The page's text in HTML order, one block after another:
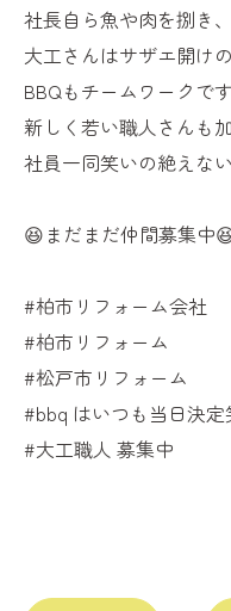
社長自ら魚や肉を捌き、
大工さんはサザエ開け
BBQもチームワークで
新しく若い職人さんも加
社員一同笑いの絶えな
😆まだまだ仲間募集中
#柏市リフォーム会社
#柏市リフォーム
#松戸市リフォーム
#bbq はいつも当日決定
#大工職人 募集中